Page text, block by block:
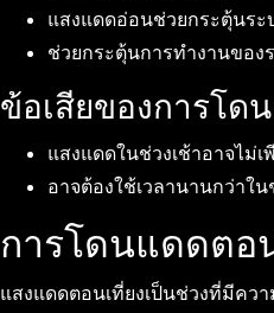
แสงแดดอ่อนช่วยกระตุ้นระ
ช่วยกระตุ้นการทำงานขอ
ข้อเสียของการโด
แสงแดดในช่วงเช้าอาจไม่
อาจต้องใช้เวลานานกว่าใ
การโดนแดดตอ
แสงแดดตอนเที่ยงเป็นช่วงที่มีค